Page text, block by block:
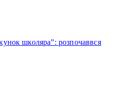
школяра”: розпочаввся